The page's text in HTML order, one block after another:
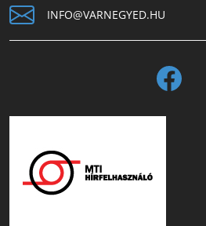
INFO@VARNEGYED.HU